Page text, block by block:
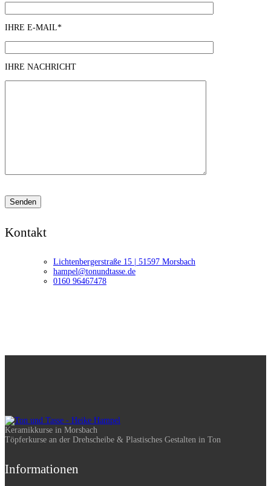
IHRE E-MAIL*
IHRE NACHRICHT
leave
this
empty.
Kontakt
Lichtenbergerstraße 15 | 51597 Morsbach
hampel@tonundtasse.de
0160 96467478
Keramikkurse in Morsbach
Töpferkurse an der Drehscheibe & Plastisches Gestalten in Ton
Informationen